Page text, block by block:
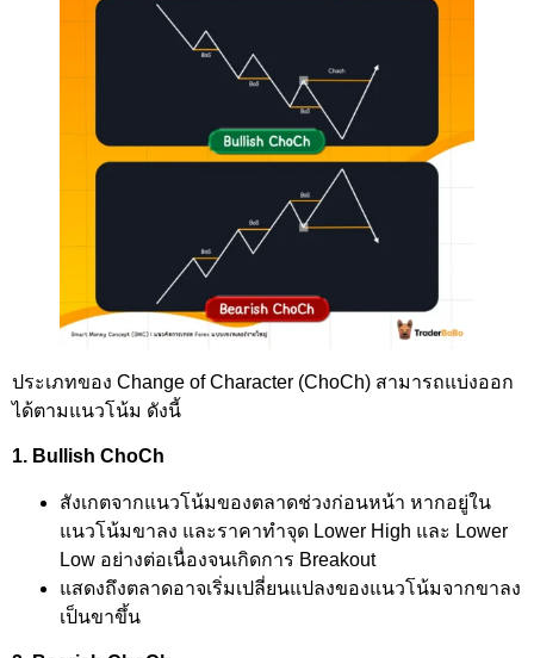
ประเภทของ Change of Character (ChoCh) สามารถแบ่งออก
ได้ตามแนวโน้ม ดังนี้
1. Bullish ChoCh
สังเกตจากแนวโน้มของตลาดช่วงก่อนหน้า หากอยู่ใน
แนวโน้มขาลง และราคาทำจุด Lower High และ Lower
Low อย่างต่อเนื่องจนเกิดการ Breakout
แสดงถึงตลาดอาจเริ่มเปลี่ยนแปลงของแนวโน้มจากขาลง
เป็นขาขึ้น